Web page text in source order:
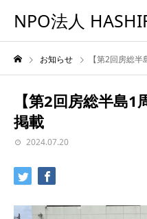
NPO法人
お知らせ 【第2回房総
【第2回房総半島
掲載
2024.07.20